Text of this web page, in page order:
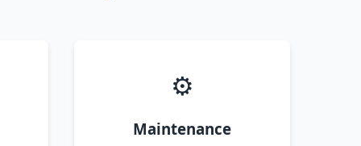
⚙️
Maintenance